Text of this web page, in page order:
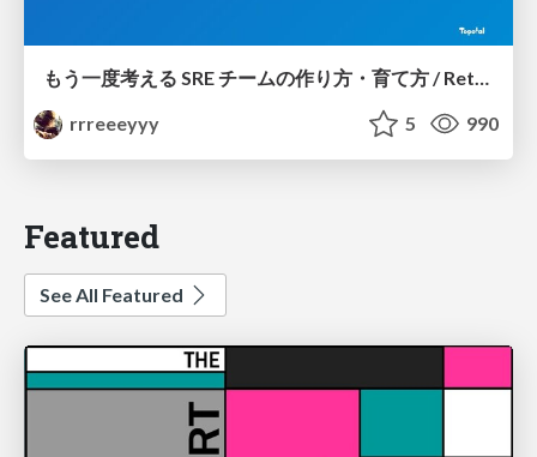
rrreeeyyy
5 990
Featured
See All Featured